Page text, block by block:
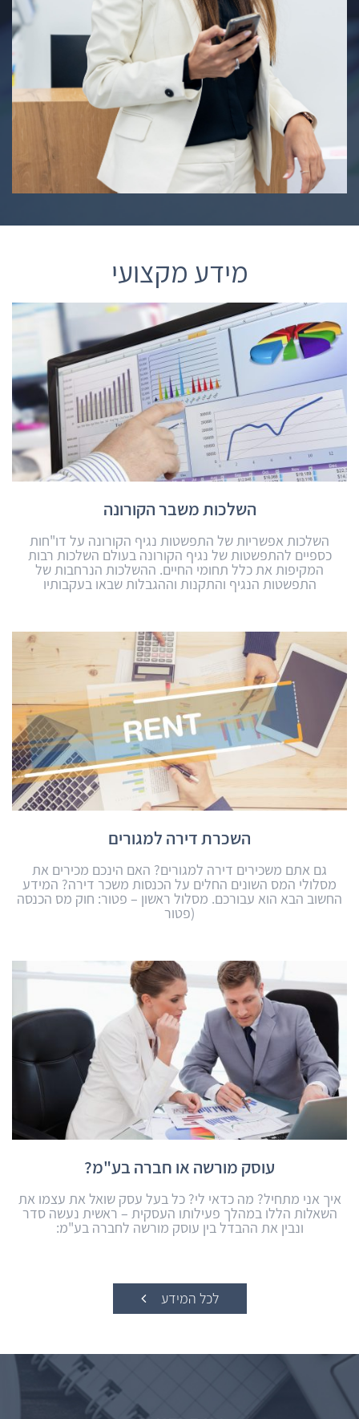
מידע מקצועי
השלכות משבר הקורונה
השלכות אפשריות של התפשטות נגיף הקורונה על דו"חות
כספיים להתפשטות של נגיף הקורונה בעולם השלכות רבות
המקיפות את כלל תחומי החיים. ההשלכות הנרחבות של
התפשטות הנגיף והתקנות וההגבלות שבאו בעקבותיו
השכרת דירה למגורים
גם אתם משכירים דירה למגורים? האם הינכם מכירים את
מסלולי המס השונים החלים על הכנסות משכר דירה? המידע
החשוב הבא הוא עבורכם. מסלול ראשון – פטור: חוק מס הכנסה
(פטור
עוסק מורשה או חברה בע"מ?
איך אני מתחיל? מה כדאי לי? כל בעל עסק שואל את עצמו את
השאלות הללו במהלך פעילותו העסקית – ראשית נעשה סדר
ונבין את ההבדל בין עוסק מורשה לחברה בע"מ:
לכל המידע